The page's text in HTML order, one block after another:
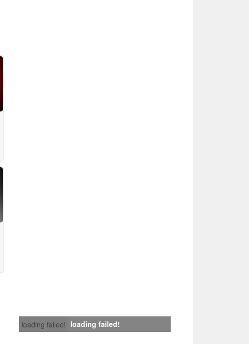
loading failed! loading failed!